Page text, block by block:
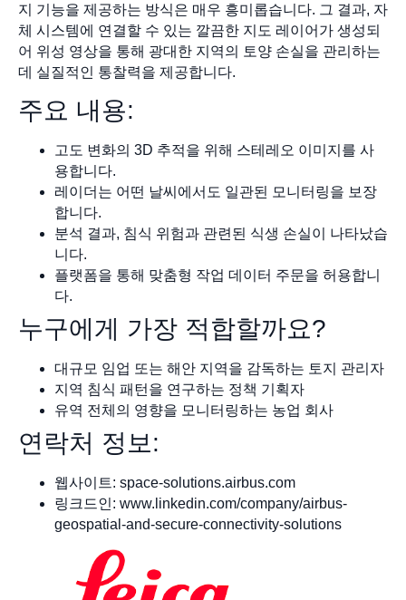
지 기능을 제공하는 방식은 매우 흥미롭습니다. 그 결과, 자
체 시스템에 연결할 수 있는 깔끔한 지도 레이어가 생성되
어 위성 영상을 통해 광대한 지역의 토양 손실을 관리하는
데 실질적인 통찰력을 제공합니다.
주요 내용:
고도 변화의 3D 추적을 위해 스테레오 이미지를 사
용합니다.
레이더는 어떤 날씨에서도 일관된 모니터링을 보장
합니다.
분석 결과, 침식 위험과 관련된 식생 손실이 나타났습
니다.
플랫폼을 통해 맞춤형 작업 데이터 주문을 허용합니
다.
누구에게 가장 적합할까요?
대규모 임업 또는 해안 지역을 감독하는 토지 관리자
지역 침식 패턴을 연구하는 정책 기획자
유역 전체의 영향을 모니터링하는 농업 회사
연락처 정보:
웹사이트: space-solutions.airbus.com
링크드인: www.linkedin.com/company/airbus-
geospatial-and-secure-connectivity-solutions